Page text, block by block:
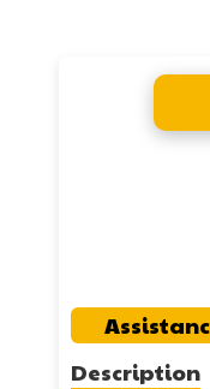
Description